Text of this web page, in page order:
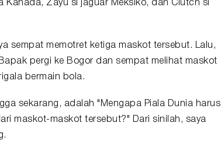
Kanada, Zayu si jaguar Meksiko, dan Clutch si
sempat memotret ketiga maskot tersebut. Lalu,
pergi ke Bogor dan sempat melihat maskot
bermain bola.
sekarang, adalah "Mengapa Piala Dunia harus
maskot-maskot tersebut?" Dari sinilah, saya